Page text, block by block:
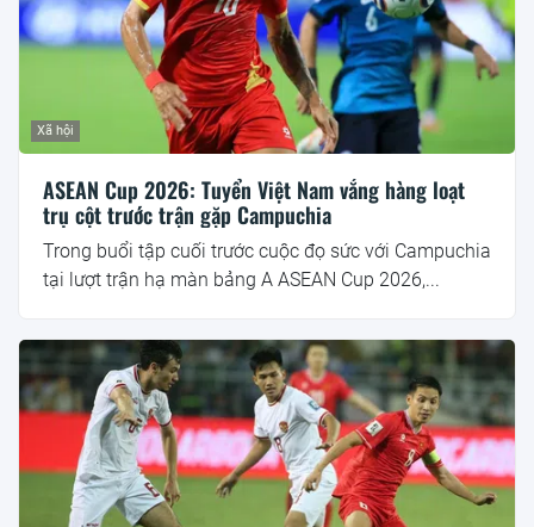
Xã hội
ASEAN Cup 2026: Tuyển Việt Nam vắng hàng loạt
trụ cột trước trận gặp Campuchia
Trong buổi tập cuối trước cuộc đọ sức với Campuchia
tại lượt trận hạ màn bảng A ASEAN Cup 2026,...